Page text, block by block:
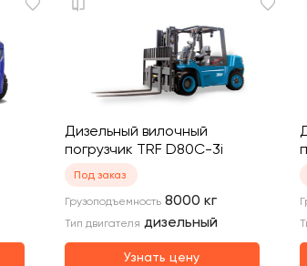
Дизельный вилочный
погрузчик TRF D80C-3i
Под заказ
Грузоподъемность 8000 кг
Тип двигателя дизельный
Узнать цену